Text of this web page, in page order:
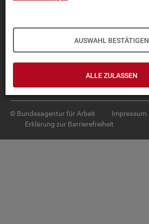
AUSWAHL BESTÄTIGEN
ALLE ZULASSEN
TOP-PRO­DUK­TE
SER­VICE
© Bundesagentur für Arbeit Impressum
Erklärung zur Barrierefreiheit